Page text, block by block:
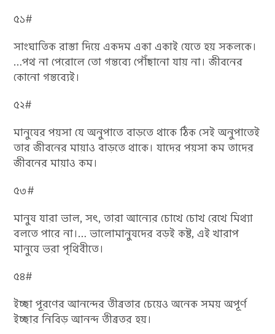
৫১#
সাংঘাতিক রাস্তা দিয়ে একদম একা একাই যেতে হয় সকলকে।
…পথ না পেরোলে তো গন্তব্যে পৌঁছানো যায় না। জীবনের
কোনো গন্তব্যেই।
৫২#
মানুষের পয়সা যে অনুপাতে বাড়তে থাকে ঠিক সেই অনুপাতেই
তার জীবনের মায়াও বাড়তে থাকে। যাদের পয়সা কম তাদের
জীবনের মায়াও কম।
৫৩#
মানুষ যারা ভাল, সৎ, তারা আন্যের চোখে চোখ রেখে মিথ্যা
বলতে পারে না।… ভালোমানুষদের বড়ই কষ্ট, এই খারাপ
মানুষে‌ ভরা পৃথিবীতে।
৫৪#
ইচ্ছা পূরণের আনন্দের তীব্রতার চেয়েও অনেক সময় অপূর্ণ
ইচ্ছার নিবিড় আনন্দ তীব্রতর হয়।